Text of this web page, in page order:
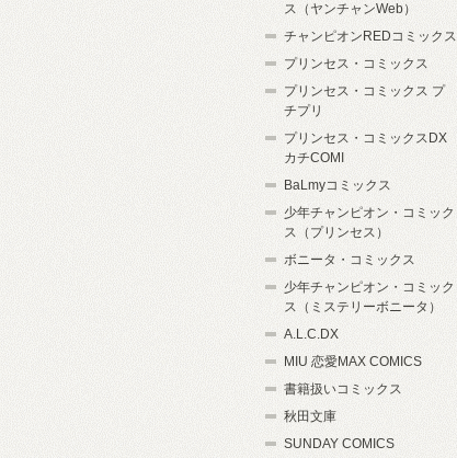
ス（ヤンチャンWeb）
チャンピオンREDコミックス
プリンセス・コミックス
プリンセス・コミックス プ
チプリ
プリンセス・コミックスDX
カチCOMI
BaLmyコミックス
少年チャンピオン・コミック
ス（プリンセス）
ボニータ・コミックス
少年チャンピオン・コミック
ス（ミステリーボニータ）
A.L.C.DX
MIU 恋愛MAX COMICS
書籍扱いコミックス
秋田文庫
SUNDAY COMICS